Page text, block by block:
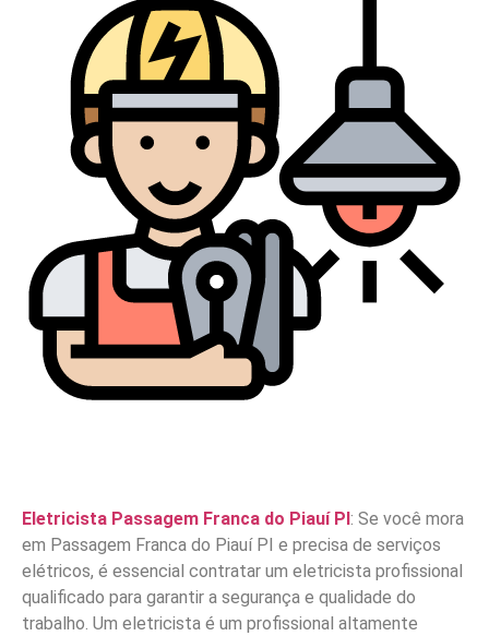
Eletricista Passagem Franca do Piauí PI : Se você mora
em Passagem Franca do Piauí PI e precisa de serviços
elétricos, é essencial contratar um eletricista profissional
qualificado para garantir a segurança e qualidade do
trabalho. Um eletricista é um profissional altamente